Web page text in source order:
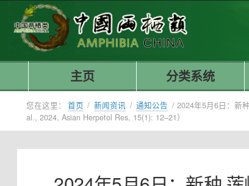
主页 分类系统
您在这里： 首页 / 新闻资讯 / 通知公告 / 2024年5月6日：新
al., 2024, Asian Herpetol Res, 15(1): 12–21）